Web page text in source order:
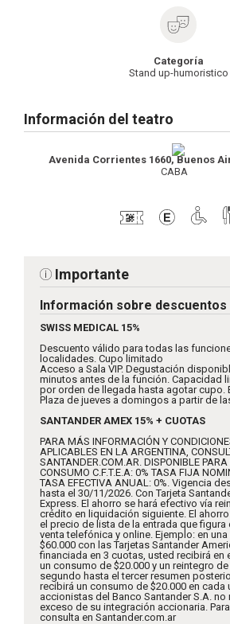
Categoría
Stand up-humoristico
Información del teatro
Avenida Corrientes 1660, Buenos
CABA
Importante
Información sobre descuentos
SWISS MEDICAL 15%
Descuento válido para todas las
localidades. Cupo limitado
Acceso a Sala VIP. Degustación
minutos antes de la función. Capacidad
por orden de llegada hasta agotar cupo.
Plaza de jueves a domingos a partir de
SANTANDER AMEX 15% + CUOTAS
PARA MÁS INFORMACIÓN Y
APLICABLES EN LA ARGENTINA,
SANTANDER.COM.AR. DISPONIBLE PARA
CONSUMO C.F.T.E.A: 0% TASA FIJA
TASA EFECTIVA ANUAL: 0%. Vigencia
hasta el 30/11/2026. Con Tarjeta
Express. El ahorro se hará efectivo vía
crédito en liquidación siguiente. El
el precio de lista de la entrada que figura
venta telefónica y online. Ejemplo: en
$60.000 con las Tarjetas Santander
financiada en 3 cuotas, usted recibirá en
un consumo de $20.000 y un reintegro de
segundo hasta el tercer resumen
recibirá un consumo de $20.000 en cada
accionistas del Banco Santander S.A. no
exceso de su integración accionaria.
consulta en Santander.com.ar